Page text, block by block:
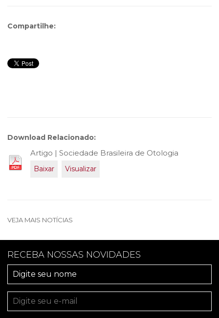
Compartilhe:
Download Relacionado:
Artigo | Sociedade Brasileira de Otologia
Baixar Visualizar
VEJA MAIS NOTÍCIAS
RECEBA NOSSAS NOVIDADES